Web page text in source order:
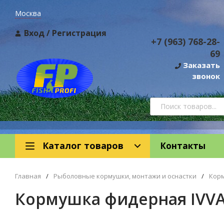
Москва
Вход/ Регистрация
+7 (963) 768-28-
69
Заказать
звонок
Каталог товаров Контакты
Главная / Рыболовные кормушки, монтажи и оснастки /
Кормушка фидерная